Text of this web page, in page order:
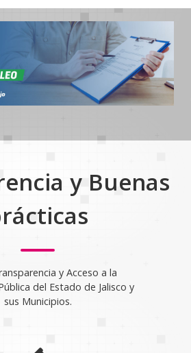
y Buenas
y Acceso a la
del Estado de Jalisco y
sus Municipios.